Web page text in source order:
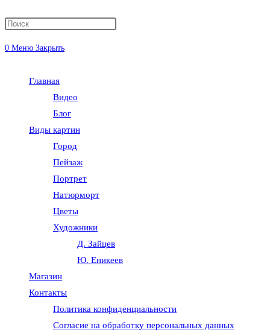
Переключить
0 Меню Закрыть
Главная
Видео
Блог
Виды картин
Город
Пейзаж
Портрет
Натюрморт
Цветы
Художники
Д. Зайцев
Ю. Еникеев
Магазин
Контакты
Политика конфиденциальности
Согласие на обработку персональных данных